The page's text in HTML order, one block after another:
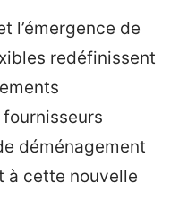
l’émergence de
redéfinissent
fournisseurs
déménagement
à cette nouvelle